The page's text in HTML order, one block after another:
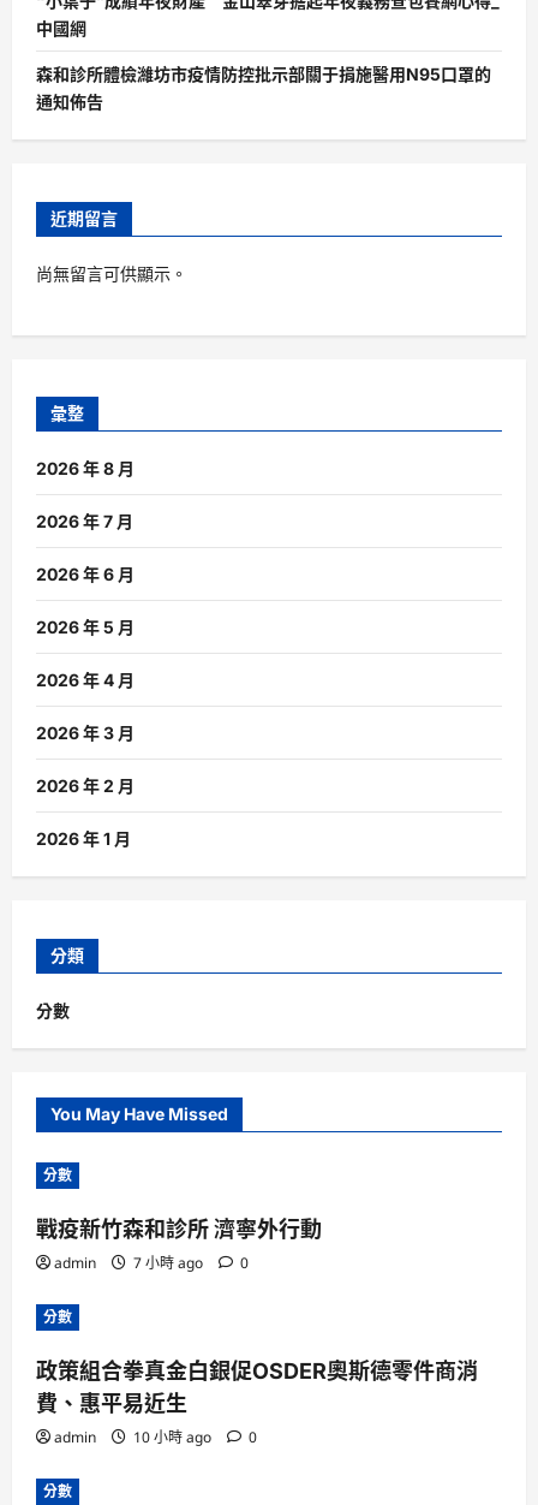
中國網
森和診所體檢濰坊市疫情防控批示部關于捐施醫用N95口罩的
通知佈告
近期留言
尚無留言可供顯示。
彙整
2026 年 8 月
2026 年 7 月
2026 年 6 月
2026 年 5 月
2026 年 4 月
2026 年 3 月
2026 年 2 月
2026 年 1 月
分類
分數
You May Have Missed
分數
戰疫新竹森和診所 濟寧外行動
admin 7 小時 ago 0
分數
政策組合拳真金白銀促OSDER奧斯德零件商消
費、惠平易近生
admin 10 小時 ago 0
分數